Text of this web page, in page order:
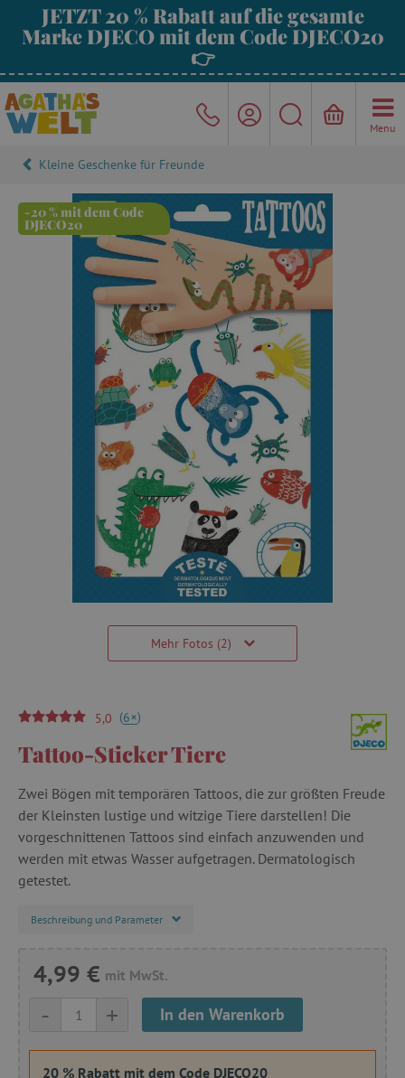
JETZT 20 % Rabatt auf die gesamte
Marke DJECO mit dem Code DJECO20
👉
Menu
Kleine Geschenke für Freunde
-20 % mit dem Code
DJECO20
Mehr Fotos (2)
5,0 (6+)
Tattoo-Sticker Tiere
Zwei Bögen mit temporären Tattoos, die zur größten Freude
der Kleinsten lustige und witzige Tiere darstellen! Die
vorgeschnittenen Tattoos sind einfach anzuwenden und
werden mit etwas Wasser aufgetragen. Dermatologisch
getestet.
Beschreibung und Parameter
4,99 € mit MwSt.
+
- In den Warenkorb
20 % Rabatt mit dem Code DJECO20